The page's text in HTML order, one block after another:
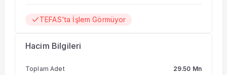
TEFAS'ta İşlem Görmüyor
Hacim Bilgileri
Toplam Adet 29.50 Mn